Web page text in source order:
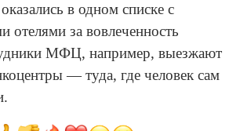
оказались в одном списке с
отелями за вовлеченность
МФЦ, например, выезжают
— туда, где человек сам